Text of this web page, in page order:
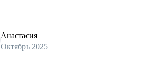
Анастасия
Октябрь 2025